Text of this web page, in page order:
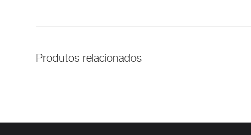
Produtos relacionados